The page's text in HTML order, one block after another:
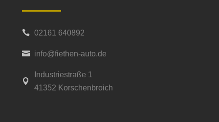
 02161 640892
 info@fiethen-auto.de

Industriestraße 1
41352 Korschenbroich